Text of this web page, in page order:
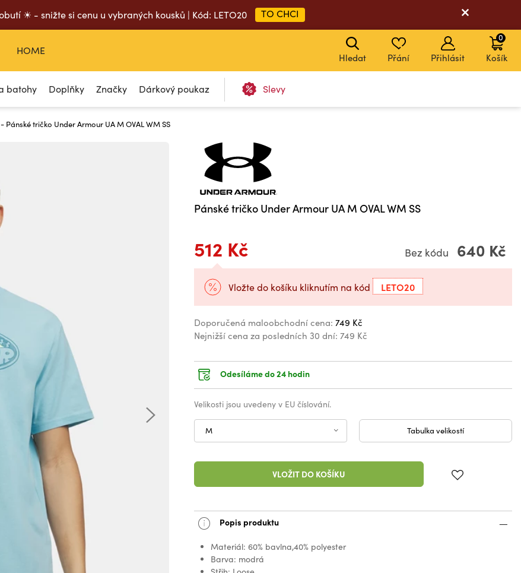
☀ - snižte si cenu u vybraných kousků | Kód: LETO20 TO CHCI
batohy Doplňky Značky Dárkový poukaz Slevy
HOME
Hledat Přání Přihlásit Košík
0
Pánské tričko Under Armour UA M OVAL WM SS
Pánské tričko Under Armour UA M OVAL WM SS
512 Kč Bez kódu 640 Kč
Vložte do košíku kliknutím na kód LETO20
Doporučená maloobchodní cena: 749 Kč
Nejnižší cena za posledních 30 dní: 749 Kč
Odesíláme do 24 hodin
Velikosti jsou uvedeny v EU číslování.
M Tabulka velikostí
VLOŽIT DO KOŠÍKU
Popis produktu
Materiál: 60% bavlna,40% polyester
Barva: modrá